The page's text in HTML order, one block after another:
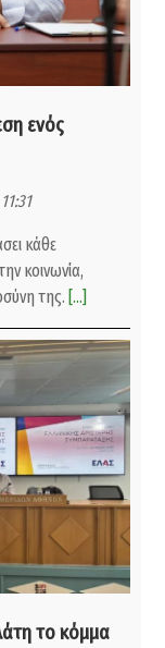
ενός
κάθε
κοινωνία,
της. [...]
το κόμμα